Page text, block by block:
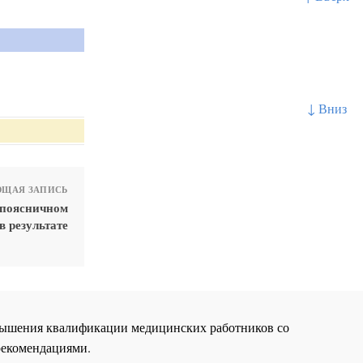
↓ Вниз
ЗАПИСЬ
результате
квалификации медицинских работников со